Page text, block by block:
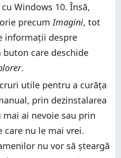
Windows 10. Însă,
precum Imagini, tot
informații despre
care deschide
.
utile pentru a curăța
prin dezinstalarea
ai nevoie sau prin
care nu le mai vrei.
nu vor să șteargă